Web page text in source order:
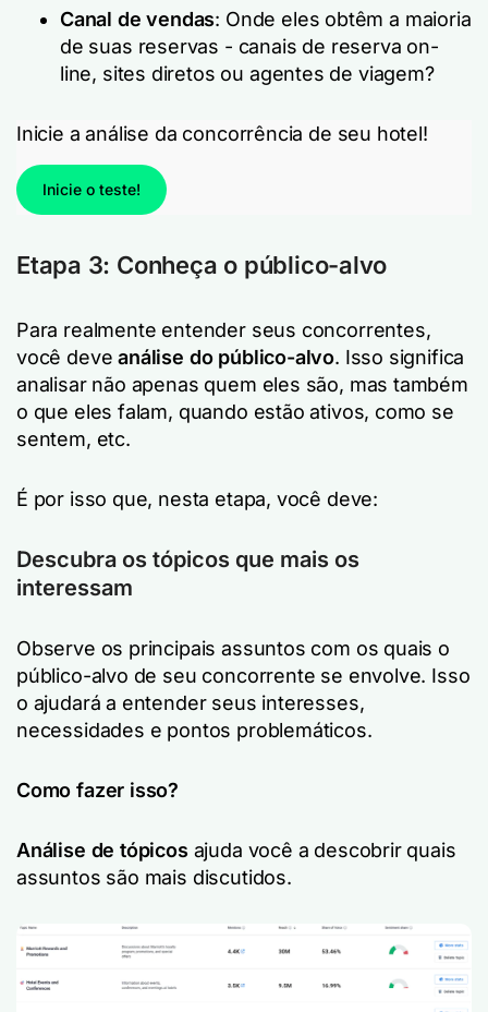
Canal de vendas: Onde eles obtêm a maioria
de suas reservas - canais de reserva on-
line, sites diretos ou agentes de viagem?
Inicie a análise da concorrência de seu hotel!
Inicie o teste!
Etapa 3: Conheça o público-alvo
Para realmente entender seus concorrentes,
você deveanálise do público-alvo. Isso significa
analisar não apenas quem eles são, mas também
o que eles falam, quando estão ativos, como se
sentem, etc.
É por isso que, nesta etapa, você deve:
Descubra os tópicos que mais os
interessam
Observe os principais assuntos com os quais o
público-alvo de seu concorrente se envolve. Isso
o ajudará a entender seus interesses,
necessidades e pontos problemáticos.
Como fazer isso?
Análise de tópicos ajuda você a descobrir quais
assuntos são mais discutidos.